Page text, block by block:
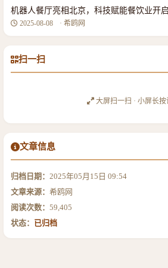
机器人餐厅亮相北京，科技赋能餐饮业开
2025-08-08 · 希鸥网
扫一扫
大屏扫一扫 · 小屏长按
文章信息
归档日期： 2025年05月15日 09:54
文章来源： 希鸥网
阅读次数： 59,405
状态： 已归档